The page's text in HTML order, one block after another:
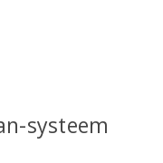
systeem